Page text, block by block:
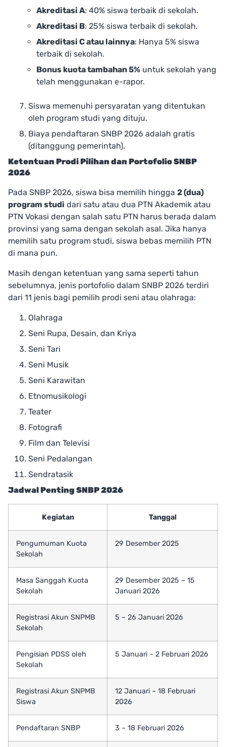
Akreditasi A: 40% siswa terbaik di sekolah.
Akreditasi B: 25% siswa terbaik di sekolah.
Akreditasi C atau lainnya: Hanya 5% siswa
terbaik di sekolah.
Bonus kuota tambahan 5% untuk sekolah yang
telah menggunakan e-rapor.
Siswa memenuhi persyaratan yang ditentukan
oleh program studi yang dituju.
Biaya pendaftaran SNBP 2026 adalah gratis
(ditanggung pemerintah).
Ketentuan Prodi Pilihan dan Portofolio SNBP
2026
Pada SNBP 2026, siswa bisa memilih hingga 2 (dua)
program studi dari satu atau dua PTN Akademik atau
PTN Vokasi dengan salah satu PTN harus berada dalam
provinsi yang sama dengan sekolah asal. Jika hanya
memilih satu program studi, siswa bebas memilih PTN
di mana pun.
Masih dengan ketentuan yang sama seperti tahun
sebelumnya, jenis portofolio dalam SNBP 2026 terdiri
dari 11 jenis bagi pemilih prodi seni atau olahraga:
Olahraga
Seni Rupa, Desain, dan Kriya
Seni Tari
Seni Musik
Seni Karawitan
Etnomusikologi
Teater
Fotografi
Film dan Televisi
Seni Pedalangan
Sendratasik
Jadwal Penting SNBP 2026
Kegiatan Tanggal
Pengumuman Kuota
Sekolah
29 Desember 2025
Masa Sanggah Kuota
Sekolah
29 Desember 2025 – 15
Januari 2026
Registrasi Akun SNPMB
Sekolah
5 – 26 Januari 2026
Pengisian PDSS oleh
Sekolah
5 Januari – 2 Februari 2026
Registrasi Akun SNPMB
Siswa
12 Januari – 18 Februari
2026
Pendaftaran SNBP 3 – 18 Februari 2026